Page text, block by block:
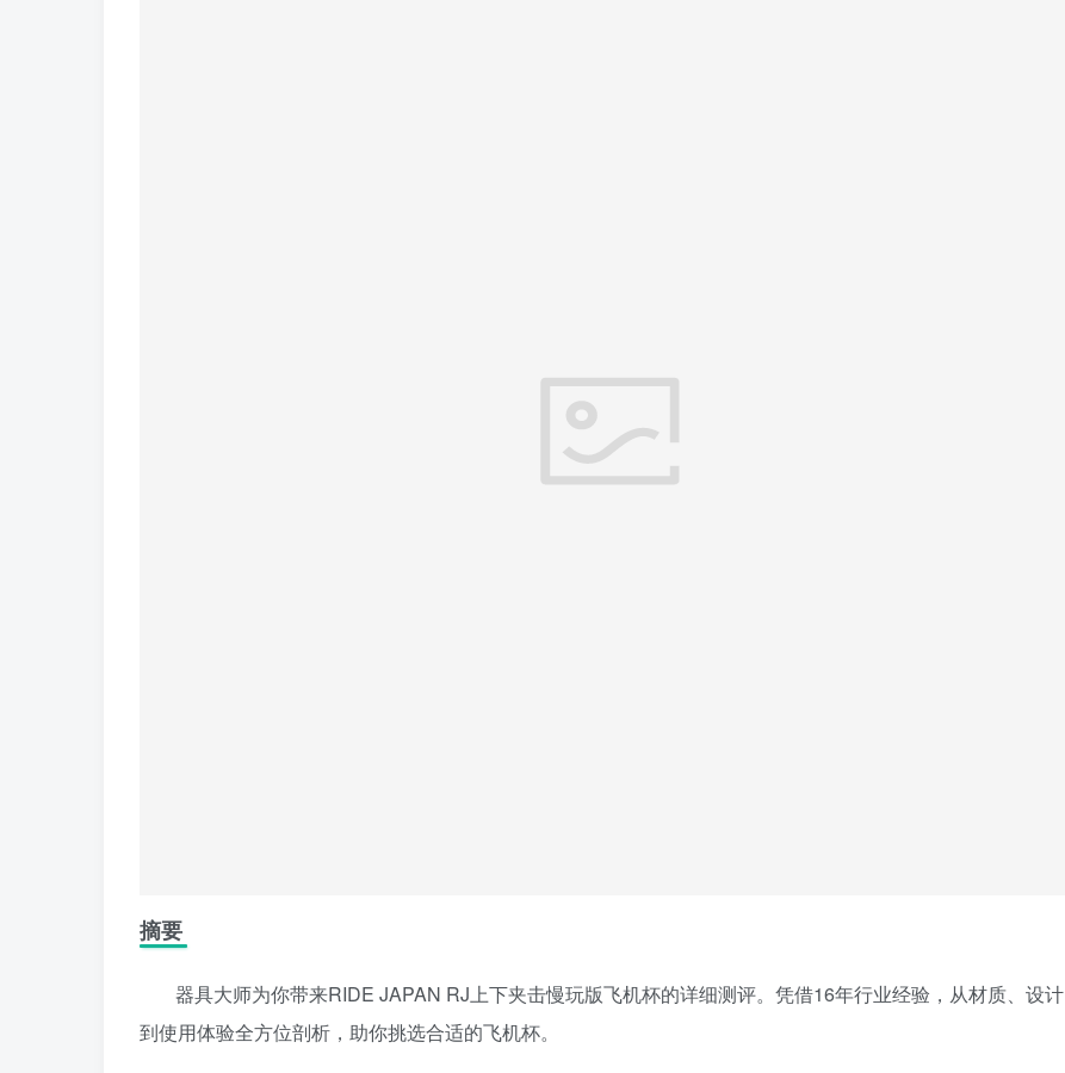
摘要
器具大师为你带来RIDE JAPAN RJ上下夹击慢玩版飞机杯的详细测评。凭借16年行业经验，从材质、设计
到使用体验全方位剖析，助你挑选合适的飞机杯。